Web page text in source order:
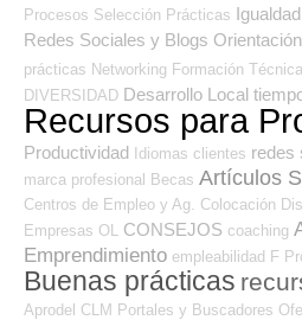
Procesos Selección Prácticas Igualdad
Redes Sociales y Blogs
prácticas Networking Formación Técnica
DIVERSIDAD Desarrollo Local
Recursos para
Productividad Idiomas clientes redes
marca profesional Becas Artículos
Centros de Empleo y Ag. Colocación
Empresas OL
CONSEJOS coaching
Emprendimiento empleabilidad F
Buenas prácticas
Aprodel CLM Portales y Buscadores